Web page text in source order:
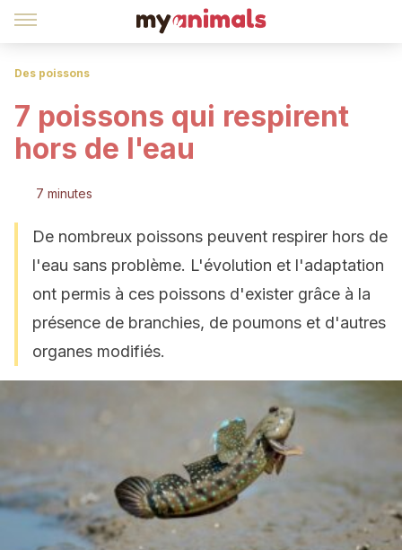
Des poissons
7 poissons qui respirent
hors de l'eau
7 minutes
De nombreux poissons peuvent respirer hors de
l'eau sans problème. L'évolution et l'adaptation
ont permis à ces poissons d'exister grâce à la
présence de branchies, de poumons et d'autres
organes modifiés.